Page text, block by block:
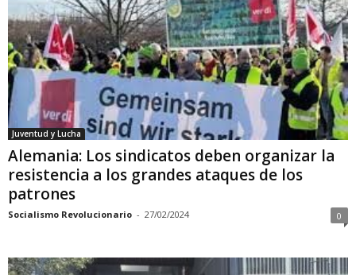
Juventud y Lucha
Alemania: Los sindicatos deben organizar la
resistencia a los grandes ataques de los
patrones
Socialismo Revolucionario - 27/02/2024 0